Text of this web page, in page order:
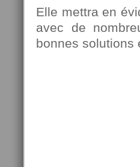
Elle mettra en
avec de
bonnes solutions